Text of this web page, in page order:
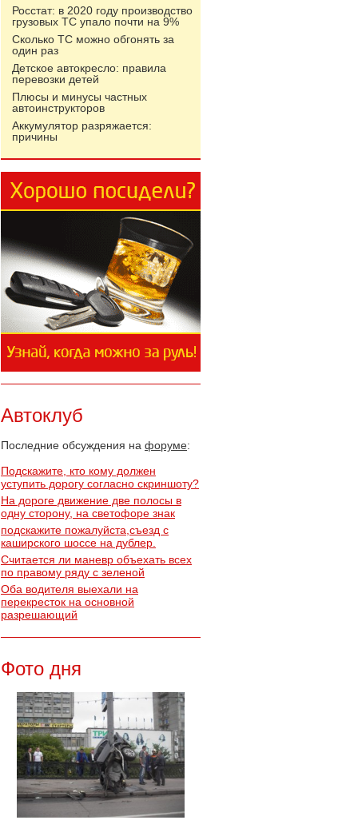
Росстат: в 2020 году производство
грузовых ТС упало почти на 9%
Сколько ТС можно обгонять за
один раз
Детское автокресло: правила
перевозки детей
Плюсы и минусы частных
автоинструкторов
Аккумулятор разряжается:
причины
Автоклуб
Последние обсуждения на форуме:
Подскажите, кто кому должен
уступить дорогу согласно скриншоту?
На дороге движение две полосы в
одну сторону, на светофоре знак
подскажите пожалуйста,съезд с
каширского шоссе на дублер.
Считается ли маневр объехать всех
по правому ряду с зеленой
Оба водителя выехали на
перекресток на основной
разрешающий
Фото дня